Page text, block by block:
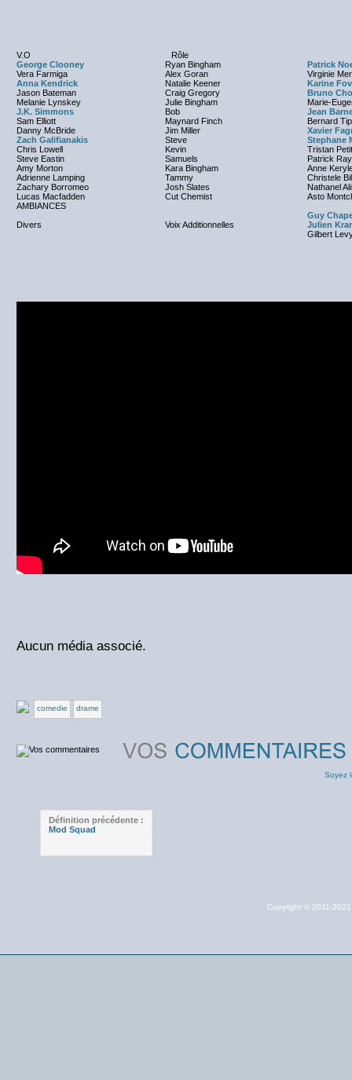
V.O
Rôle
George Clooney
Ryan Bingham
Patrick
Vera Farmiga
Alex Goran
Virginie
Anna Kendrick
Natalie Keener
Karine
Jason Bateman
Craig Gregory
Bruno
Melanie Lynskey
Julie Bingham
Marie-
J.K. Simmons
Bob
Jean
Sam Elliott
Maynard Finch
Bernard
Danny McBride
Jim Miller
Xavier
Zach Galifianakis
Steve
Stephane
Chris Lowell
Kevin
Tristan
Steve Eastin
Samuels
Patrick
Amy Morton
Kara Bingham
Anne
Adrienne Lamping
Tammy
Christele
Zachary Borromeo
Josh Slates
Nathanel
Lucas Macfadden
Cut Chemist
Asto
AMBIANCES
Divers
Voix Additionnelles
Guy
Julien
Gilbert
Aucun média associé.
comedie drame
Soyez
Définition précédente :
Mod Squad
Copyright © 2011-